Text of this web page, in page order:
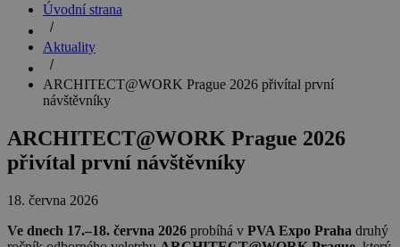
Úvodní strana
Aktuality
ARCHITECT@WORK Prague 2026 přivítal první
návštěvníky
ARCHITECT@WORK Prague 2026
přivítal první návštěvníky
18. června 2026
Ve dnech 17.–18. června 2026 probíhá v PVA Expo Praha druhý